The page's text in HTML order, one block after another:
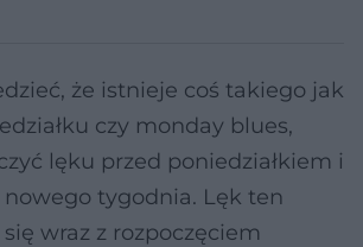
że istnieje coś takiego jak
czy monday blues,
lęku przed poniedziałkiem i
nowego tygodnia. Lęk ten
wraz z rozpoczęciem